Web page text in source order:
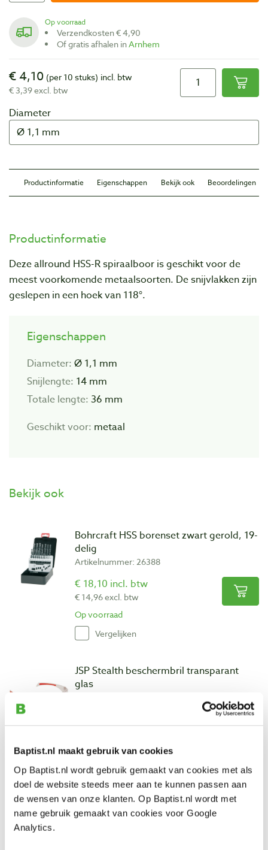
Baptist.nl maakt gebruik van cookies
Op Baptist.nl wordt gebruik gemaakt van cookies met als
doel de website steeds meer aan te kunnen passen aan
de wensen van onze klanten. Op Baptist.nl wordt met
name gebruik gemaakt van cookies voor Google
Analytics.
Op voorraad
Verzendkosten € 4,90
Of gratis afhalen inArnhem
€ 4,10 (per 10 stuks) incl. btw
€ 3,39 excl. btw
Diameter
Productinformatie Eigenschappen Bekijk ook Beoordelingen
Productinformatie
Deze allround HSS-R spiraalboor is geschikt voor de
meest voorkomende metaalsoorten. De snijvlakken zijn
geslepen in een hoek van 118°.
Eigenschappen
Diameter: Ø 1,1 mm
Snijlengte: 14 mm
Totale lengte: 36 mm
Geschikt voor: metaal
Bekijk ook
Bohrcraft HSS borenset zwart gerold, 19-
delig
Artikelnummer: 26388
€ 18,10 incl. btw
€ 14,96 excl. btw
Op voorraad
Vergelijken
JSP Stealth beschermbril transparant
glas
Op voorraad
Vergelijken
Kroon oil metaalbewerkingsolie espadon
zc-3500 500 ml